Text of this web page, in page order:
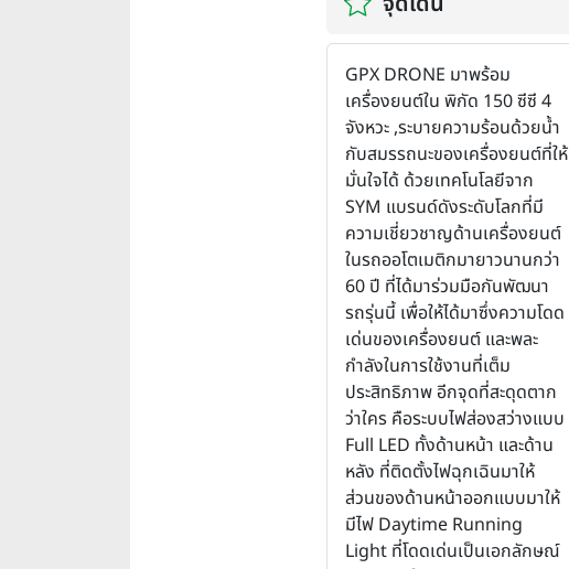
GPX DRONE มาพร้อม
เครื่องยนต์ใน พิกัด 150 ซีซี 4
จังหวะ ,ระบายความร้อนด้วยน้ำ
กับสมรรถนะของเครื่องยนต์ที่ให้
มั่นใจได้ ด้วยเทคโนโลยีจาก
SYM แบรนด์ดังระดับโลกที่มี
ความเชี่ยวชาญด้านเครื่องยนต์
ในรถออโตเมติกมายาวนานกว่า
60 ปี ที่ได้มาร่วมมือกันพัฒนา
รถรุ่นนี้ เพื่อให้ได้มาซึ่งความโดด
เด่นของเครื่องยนต์ และพละ
กำลังในการใช้งานที่เต็ม
ประสิทธิภาพ อีกจุดที่สะดุดตาก
ว่าใคร คือระบบไฟส่องสว่างแบบ
Full LED ทั้งด้านหน้า และด้าน
หลัง ที่ติดตั้งไฟฉุกเฉินมาให้
ส่วนของด้านหน้าออกแบบมาให้
มีไฟ Daytime Running
Light ที่โดดเด่นเป็นเอกลักษณ์